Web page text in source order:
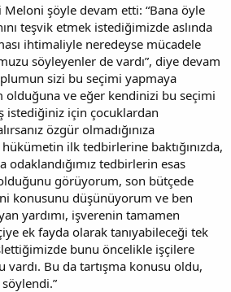
Meloni şöyle devam etti: “Bana öyle
teşvik etmek istediğimizde aslında
ihtimaliyle neredeyse mücadele
söyleyenler de vardı”, diye devam
sizi bu seçimi yapmaya
ve eğer kendinizi bu seçimi
istediğiniz için çocuklardan
özgür olmadığınıza
ilk tedbirlerine baktığınızda,
odaklandığımız tedbirlerin esas
görüyorum, son bütçede
konusunu düşünüyorum ve ben
yardımı, işverenin tamamen
ek fayda olarak tanıyabileceği tek
bunu öncelikle işçilere
vardı. Bu da tartışma konusu oldu,